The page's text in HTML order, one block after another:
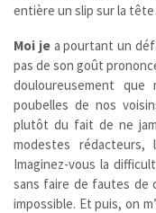
entière un slip sur la
Moi jea pourtant un
pas de son goût
douloureusement
poubelles de nos
plutôt du fait de ne
modestes
Imaginez-vous la
sans faire de fautes de
impossible. Et puis, on